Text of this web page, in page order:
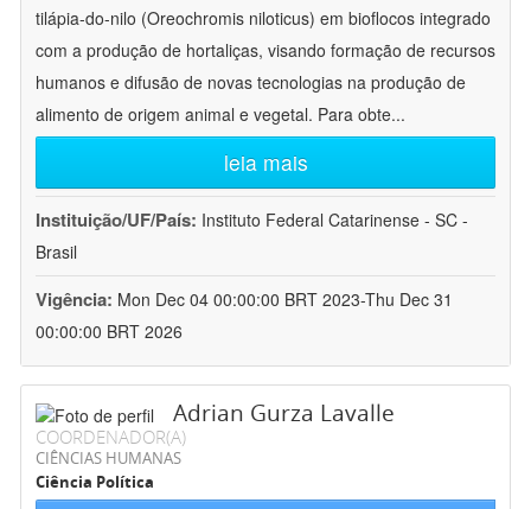
tilápia-do-nilo (Oreochromis niloticus) em bioflocos integrado
com a produção de hortaliças, visando formação de recursos
humanos e difusão de novas tecnologias na produção de
alimento de origem animal e vegetal. Para obte...
leia mais
Instituição/UF/País: Instituto Federal Catarinense - SC -
Brasil
Vigência: Mon Dec 04 00:00:00 BRT 2023-Thu Dec 31
00:00:00 BRT 2026
Adrian Gurza Lavalle
COORDENADOR(A)
CIÊNCIAS HUMANAS
Ciência Política